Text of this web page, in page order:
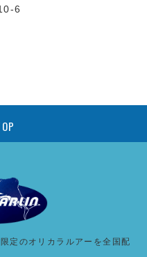
6
定のオリカラルアーを全国配